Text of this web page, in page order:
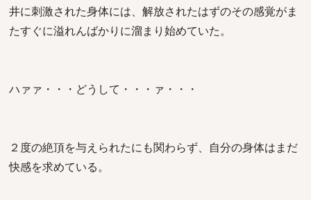
井に刺激された身体には、解放されたはずのその感覚がま
たすぐに溢れんばかりに溜まり始めていた。
ハァァ・・・どうして・・・ァ・・・
２度の絶頂を与えられたにも関わらず、自分の身体はまだ
快感を求めている。